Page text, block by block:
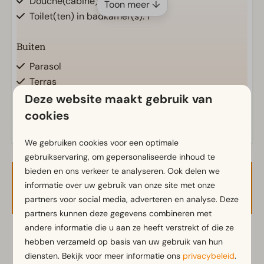
Toilet(ten) in badkamer(s): 1
Buiten
Parasol
Terras
Tuin
Tuinset
Keuken
Ingerichte keuken
Koelkast met vriesvak
Waterkoker
Ligging
Vrijstaand
Toon meer ↓
Energielabel(s)
Beschikbaarheid en prijs
2 gasten
Deze website maakt gebruik van
cookies
We gebruiken cookies voor een optimale
gebruikservaring, om gepersonaliseerde inhoud te
bieden en ons verkeer te analyseren. Ook delen we
informatie over uw gebruik van onze site met onze
partners voor social media, adverteren en analyse. Deze
partners kunnen deze gegevens combineren met
andere informatie die u aan ze heeft verstrekt of die ze
hebben verzameld op basis van uw gebruik van hun
diensten. Bekijk voor meer informatie ons privacybeleid.